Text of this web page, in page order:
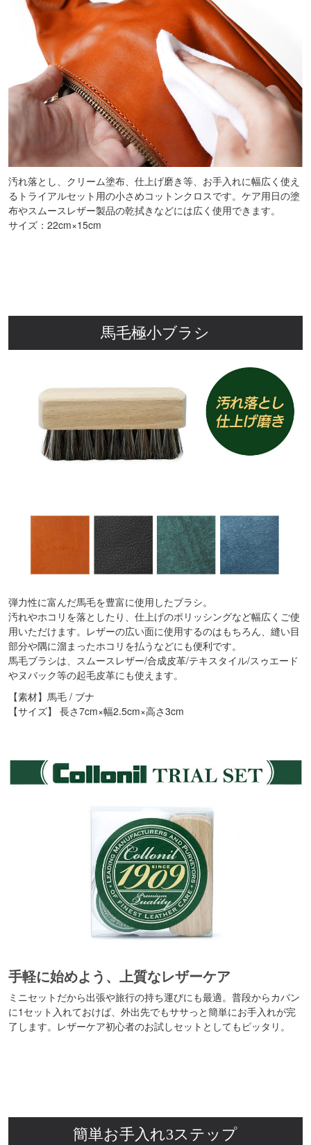
汚れ落とし、クリーム塗布、仕上げ磨き等、お手入れに幅広く使え
るトライアルセット用の小さめコットンクロスです。ケア用日の塗
布やスムースレザー製品の乾拭きなどには広く使用できます。
サイズ：22cm×15cm
馬毛極小ブラシ
弾力性に富んだ馬毛を豊富に使用したブラシ。
汚れやホコリを落としたり、仕上げのポリッシングなど幅広くご使
用いただけます。レザーの広い面に使用するのはもちろん、縫い目
部分や隅に溜まったホコリを払うなどにも便利です。
馬毛ブラシは、スムースレザー/合成皮革/テキスタイル/スゥエード
やヌバック等の起毛皮革にも使えます。
【素材】馬毛 / ブナ
【サイズ】 長さ7cm×幅2.5cm×高さ3cm
手軽に始めよう、上質なレザーケア
ミニセットだから出張や旅行の持ち運びにも最適。普段からカバン
に1セット入れておけば、外出先でもササっと簡単にお手入れが完
了します。レザーケア初心者のお試しセットとしてもピッタリ。
簡単お手入れ3ステップ